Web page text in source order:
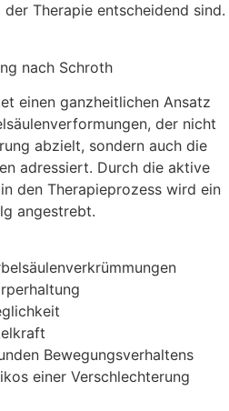
Therapie entscheidend sind.
nach Schroth
einen ganzheitlichen Ansatz
der nicht
abzielt, sondern auch die
adressiert. Durch die aktive
den Therapieprozess wird ein
angestrebt.
Bewegungsverhaltens
einer Verschlechterung